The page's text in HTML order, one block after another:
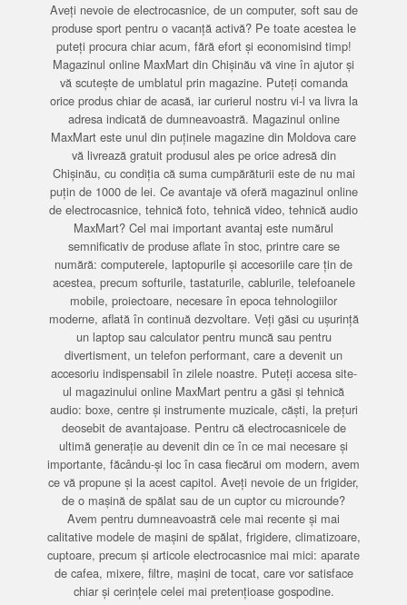
Aveți nevoie de electrocasnice, de un computer, soft sau de
produse sport pentru o vacanță activă? Pe toate acestea le
puteți procura chiar acum, fără efort și economisind timp!
Magazinul online MaxMart din Chișinău vă vine în ajutor și
vă scutește de umblatul prin magazine. Puteți comanda
orice produs chiar de acasă, iar curierul nostru vi-l va livra la
adresa indicată de dumneavoastră. Magazinul online
MaxMart este unul din puținele magazine din Moldova care
vă livrează gratuit produsul ales pe orice adresă din
Chișinău, cu condiția că suma cumpărăturii este de nu mai
puțin de 1000 de lei. Ce avantaje vă oferă magazinul online
de electrocasnice, tehnică foto, tehnică video, tehnică audio
MaxMart? Cel mai important avantaj este numărul
semnificativ de produse aflate în stoc, printre care se
numără: computerele, laptopurile și accesoriile care țin de
acestea, precum softurile, tastaturile, cablurile, telefoanele
mobile, proiectoare, necesare în epoca tehnologiilor
moderne, aflată în continuă dezvoltare. Veți găsi cu ușurință
un laptop sau calculator pentru muncă sau pentru
divertisment, un telefon performant, care a devenit un
accesoriu indispensabil în zilele noastre. Puteți accesa site-
ul magazinului online MaxMart pentru a găsi și tehnică
audio: boxe, centre și instrumente muzicale, căști, la prețuri
deosebit de avantajoase. Pentru că electrocasnicele de
ultimă generație au devenit din ce în ce mai necesare și
importante, făcându-și loc în casa fiecărui om modern, avem
ce vă propune și la acest capitol. Aveți nevoie de un frigider,
de o mașină de spălat sau de un cuptor cu microunde?
Avem pentru dumneavoastră cele mai recente și mai
calitative modele de mașini de spălat, frigidere, climatizoare,
cuptoare, precum și articole electrocasnice mai mici: aparate
de cafea, mixere, filtre, mașini de tocat, care vor satisface
chiar și cerințele celei mai pretențioase gospodine.